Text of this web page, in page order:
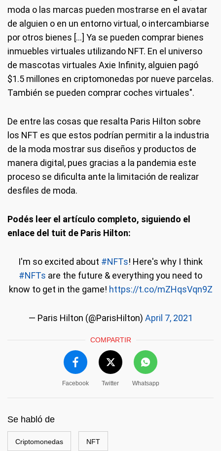
moda o las marcas pueden mostrarse en el avatar
de alguien o en un entorno virtual, o intercambiarse
por otros bienes [...] Ya se pueden comprar bienes
inmuebles virtuales utilizando NFT. En el universo
de mascotas virtuales Axie Infinity, alguien pagó
$1.5 millones en criptomonedas por nueve parcelas.
También se pueden comprar coches virtuales".
De entre las cosas que resalta Paris Hilton sobre
los NFT es que estos podrían permitir a la industria
de la moda mostrar sus diseños y productos de
manera digital, pues gracias a la pandemia este
proceso se dificulta ante la limitación de realizar
desfiles de moda.
Podés leer el artículo completo, siguiendo el
enlace del tuit de Paris Hilton:
I'm so excited about #NFTs! Here's why I think
#NFTs are the future & everything you need to
know to get in the game! https://t.co/mZHqsVqn9Z
— Paris Hilton (@ParisHilton) April 7, 2021
COMPARTIR
Facebook Twitter Whatsapp
Se habló de
Criptomonedas NFT